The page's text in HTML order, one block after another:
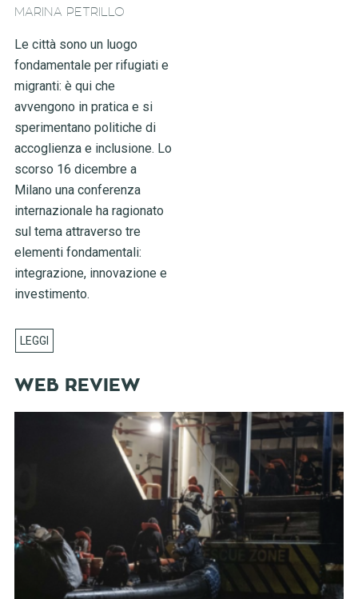
MARINA PETRILLO
Le città sono un luogo
fondamentale per rifugiati e
migranti: è qui che
avvengono in pratica e si
sperimentano politiche di
accoglienza e inclusione. Lo
scorso 16 dicembre a
Milano una conferenza
internazionale ha ragionato
sul tema attraverso tre
elementi fondamentali:
integrazione, innovazione e
investimento.
WEB REVIEW